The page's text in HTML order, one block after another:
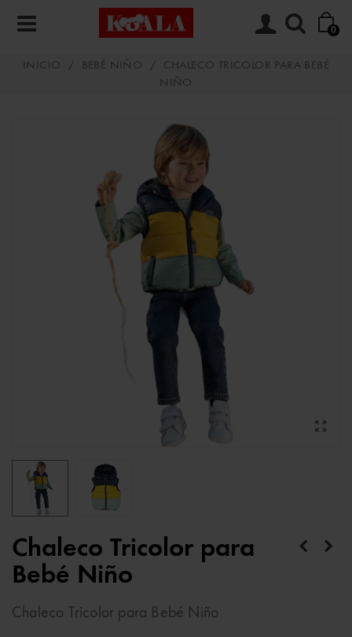
0
INICIO / BEBÉ NIÑO /
CHALECO TRICOLOR PARA BEBÉ
NIÑO
Chaleco Tricolor para
Bebé Niño
Chaleco Tricolor para Bebé Niño